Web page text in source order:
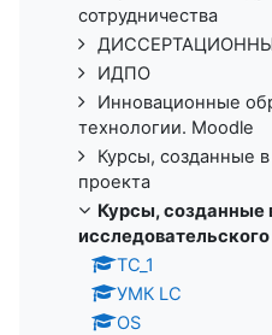
сотрудничества
ИДПО
Инновационные
технологии. Moodle
Курсы, созданные
проекта
Курсы, созданные
ТС_1
УМК LC
OS